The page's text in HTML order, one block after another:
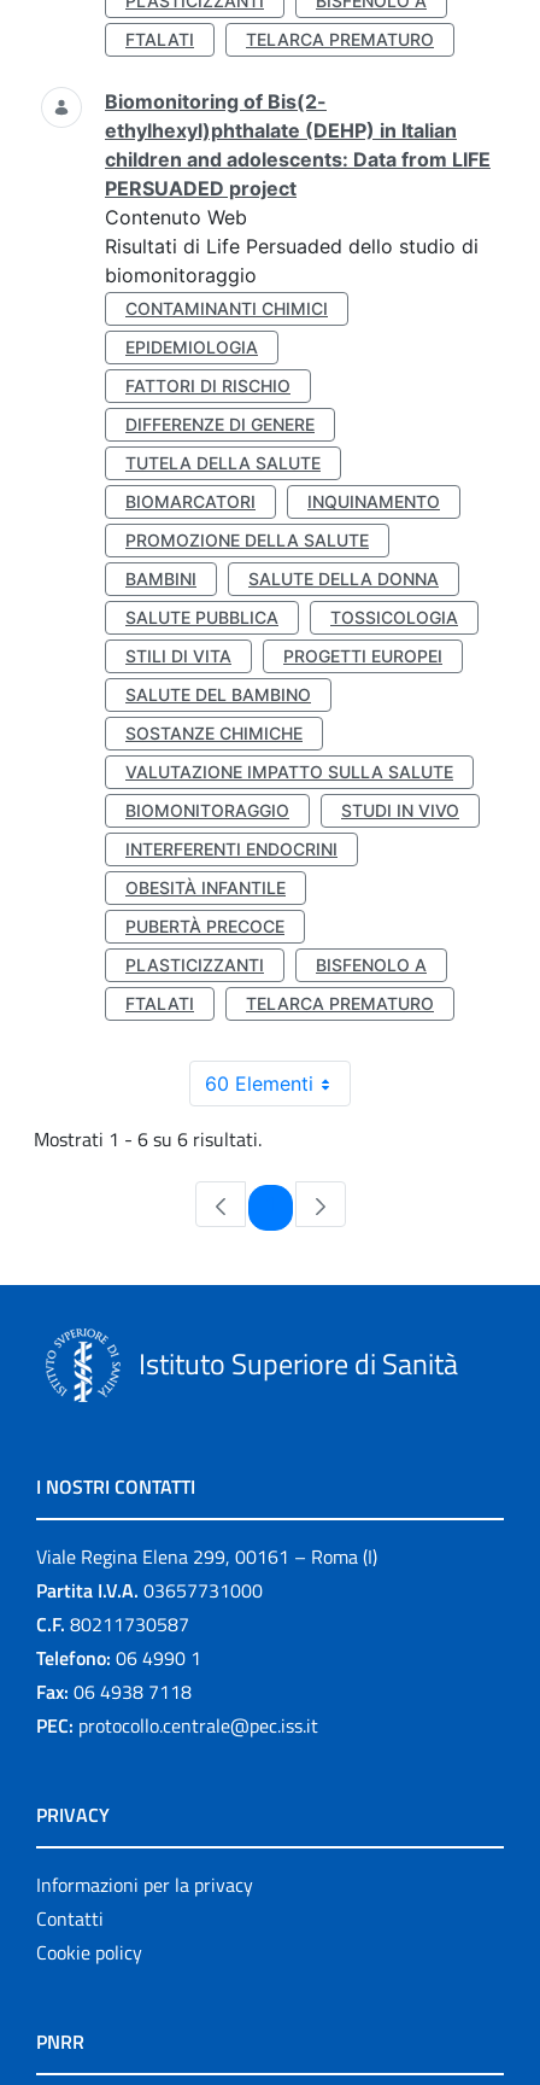
FTALATI
TELARCA PREMATURO
Biomonitoring of Bis(2-
ethylhexyl)phthalate (DEHP) in Italian
children and adolescents: Data from LIFE
PERSUADED project
Contenuto Web
Risultati di Life Persuaded dello studio di
biomonitoraggio
CONTAMINANTI CHIMICI
EPIDEMIOLOGIA
FATTORI DI RISCHIO
DIFFERENZE DI GENERE
TUTELA DELLA SALUTE
BIOMARCATORI
INQUINAMENTO
PROMOZIONE DELLA SALUTE
BAMBINI
SALUTE DELLA DONNA
SALUTE PUBBLICA
TOSSICOLOGIA
STILI DI VITA
PROGETTI EUROPEI
SALUTE DEL BAMBINO
SOSTANZE CHIMICHE
VALUTAZIONE IMPATTO SULLA SALUTE
BIOMONITORAGGIO
STUDI IN VIVO
INTERFERENTI ENDOCRINI
OBESITÀ INFANTILE
PUBERTÀ PRECOCE
PLASTICIZZANTI
BISFENOLO A
FTALATI
TELARCA PREMATURO
60 Elementi
Mostrati 1 - 6 su 6 risultati.
Pagina
Istituto Superiore di Sanità
I NOSTRI CONTATTI
Viale Regina Elena 299, 00161 – Roma (I)
Partita I.V.A. 03657731000
C.F. 80211730587
Telefono: 06 4990 1
Fax: 06 4938 7118
PEC: protocollo.centrale@pec.iss.it
PRIVACY
Informazioni per la privacy
Contatti
Cookie policy
PNRR